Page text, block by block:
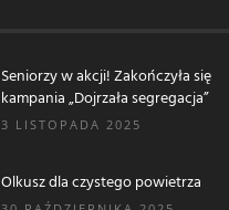
Seniorzy w akcji! Zakończyła się
kampania „Dojrzała segregacja”
3 LISTOPADA 2025
Olkusz dla czystego powietrza